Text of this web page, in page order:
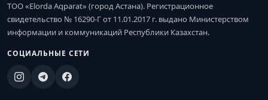
ТОО «Elorda Aqparat» (город Астана). Регистрационное
свидетельство № 16290-Г от 11.01.2017 г. выдано Министерством
информации и коммуникаций Республики Казахстан.
СОЦИАЛЬНЫЕ СЕТИ